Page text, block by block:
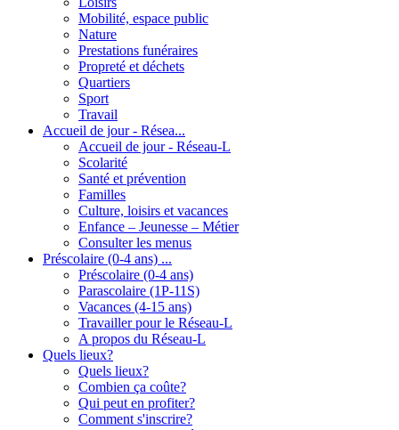
Mobilité, espace public
Nature
Prestations funéraires
Propreté et déchets
Quartiers
Sport
Travail
Accueil de jour - Résea...
Accueil de jour - Réseau-L
Scolarité
Santé et prévention
Familles
Culture, loisirs et vacances
Enfance – Jeunesse – Métier
Consulter les menus
Préscolaire (0-4 ans) ...
Préscolaire (0-4 ans)
Parascolaire (1P-11S)
Vacances (4-15 ans)
Travailler pour le Réseau-L
A propos du Réseau-L
Quels lieux?
Quels lieux?
Combien ça coûte?
Qui peut en profiter?
Comment s'inscrire?